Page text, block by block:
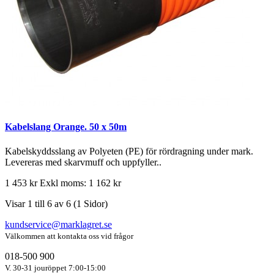
Kabelslang Orange. 50 x 50m
Kabelskyddsslang av Polyeten (PE) för rördragning under mark.
Levereras med skarvmuff och uppfyller..
1 453 krExkl moms: 1 162 kr
Visar 1 till 6 av 6 (1 Sidor)
kundservice@marklagret.se
Välkommen att kontakta oss vid frågor
018-500 900
V. 30-31 jouröppet 7:00-15:00